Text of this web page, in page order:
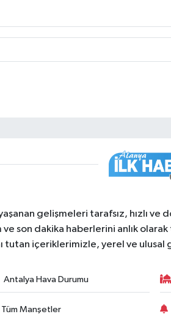
gelişmeleri tarafsız, hızlı
son dakika haberlerini anlık
tutan içeriklerimizle, yerel ve
Antalya Hava Durumu
Tüm Manşetler